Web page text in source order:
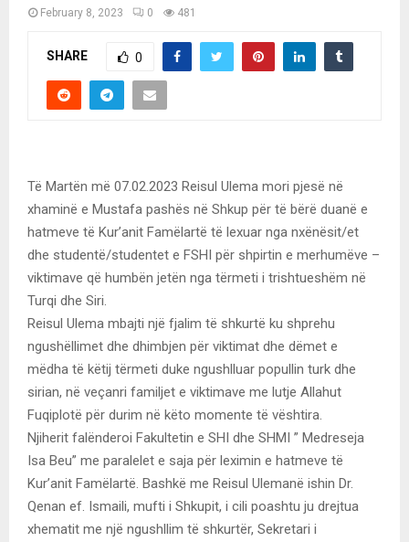
February 8, 2023 0 481
SHARE 0
Të Martën më 07.02.2023 Reisul Ulema mori pjesë në
xhaminë e Mustafa pashës në Shkup për të bërë duanë e
hatmeve të Kur’anit Famëlartë të lexuar nga nxënësit/et
dhe studentë/studentet e FSHI për shpirtin e merhumëve –
viktimave që humbën jetën nga tërmeti i trishtueshëm në
Turqi dhe Siri.
Reisul Ulema mbajti një fjalim të shkurtë ku shprehu
ngushëllimet dhe dhimbjen për viktimat dhe dëmet e
mëdha të këtij tërmeti duke ngushlluar popullin turk dhe
sirian, në veçanri familjet e viktimave me lutje Allahut
Fuqiplotë për durim në këto momente të vështira.
Njiherit falënderoi Fakultetin e SHI dhe SHMI ” Medreseja
Isa Beu” me paralelet e saja për leximin e hatmeve të
Kur’anit Famëlartë. Bashkë me Reisul Ulemanë ishin Dr.
Qenan ef. Ismaili, mufti i Shkupit, i cili poashtu ju drejtua
xhematit me një ngushllim të shkurtër, Sekretari i